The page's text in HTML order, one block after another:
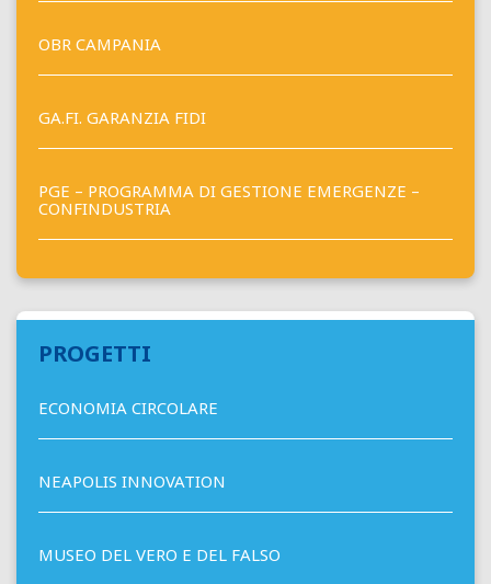
OBR CAMPANIA
GA.FI. GARANZIA FIDI
PGE – PROGRAMMA DI GESTIONE EMERGENZE –
CONFINDUSTRIA
PROGETTI
ECONOMIA CIRCOLARE
NEAPOLIS INNOVATION
MUSEO DEL VERO E DEL FALSO